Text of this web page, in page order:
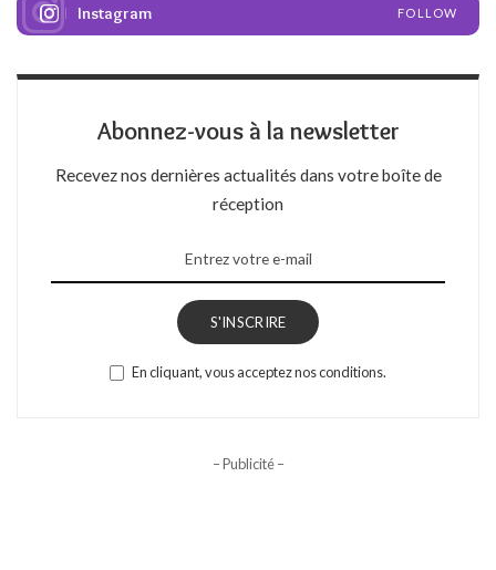
Instagram FOLLOW
Abonnez-vous à la newsletter
Recevez nos dernières actualités dans votre boîte de
réception
S'INSCRIRE
En cliquant, vous acceptez nos conditions.
– Publicité –